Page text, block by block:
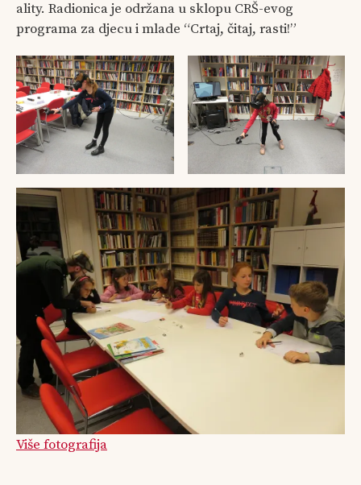
ality. Radionica je održana u sklopu CRŠ-evog
programa za djecu i mlade “Crtaj, čitaj, rasti!”
Više fotografija